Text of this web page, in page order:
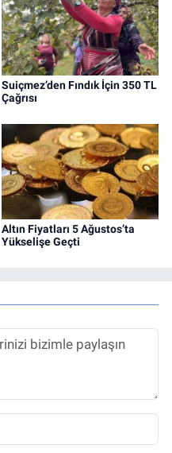
Suiçmez’den Fındık İçin 350 TL
Çağrısı
Altın Fiyatları 5 Ağustos’ta
Yükselişe Geçti